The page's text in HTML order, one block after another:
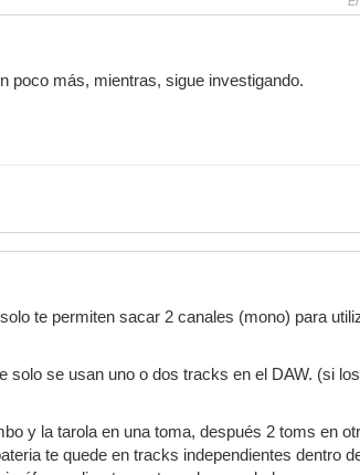
poco más, mientras, sigue investigando.
te permiten sacar 2 canales (mono) para
se usan uno o dos tracks en el DAW. (si
y la tarola en una toma, después 2 toms en
te quede en tracks independientes dentro